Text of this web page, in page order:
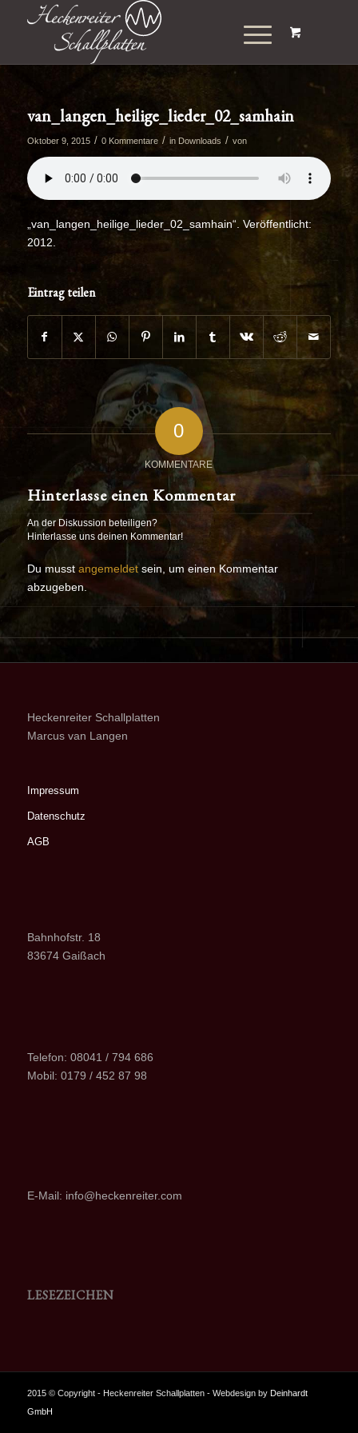
van_langen_heilige_lieder_02_samhain
Oktober 9, 2015 / 0 Kommentare / in Downloads / von
„van_langen_heilige_lieder_02_samhain“. Veröffentlicht:
2012.
Eintrag teilen
0
KOMMENTARE
Hinterlasse einen Kommentar
An der Diskussion beteiligen?
Hinterlasse uns deinen Kommentar!
Du musst angemeldetsein, um einen Kommentar
abzugeben.
Heckenreiter Schallplatten
Marcus van Langen
Impressum
Datenschutz
AGB
Bahnhofstr. 18
83674 Gaißach
Telefon: 08041 / 794 686
Mobil: 0179 / 452 87 98
E-Mail: info@heckenreiter.com
LESEZEICHEN
2015 © Copyright - Heckenreiter Schallplatten - Webdesign by Deinhardt
GmbH